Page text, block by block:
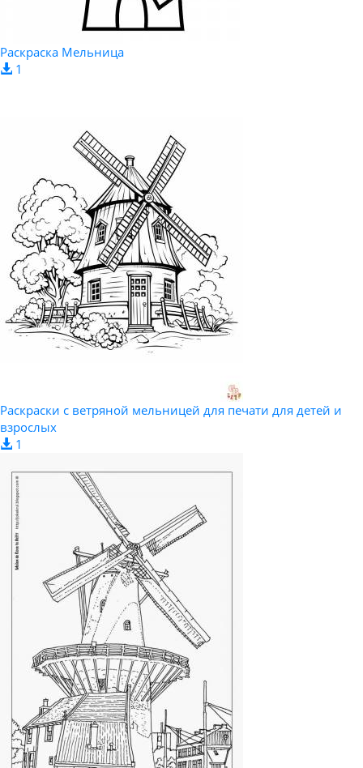
Раскраска Мельница
1
Раскраски с ветряной мельницей для печати для детей и
взрослых
1